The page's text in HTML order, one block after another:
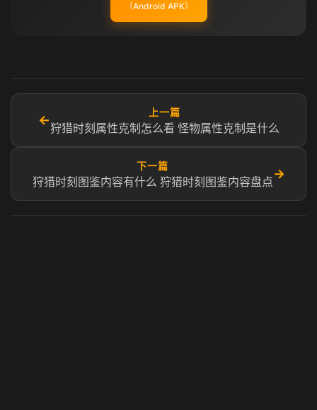
（Android APK）
←
上一篇
狩猎时刻属性克制怎么看 怪物属性克制是什么
下一篇
狩猎时刻图鉴内容有什么 狩猎时刻图鉴内容盘点
→